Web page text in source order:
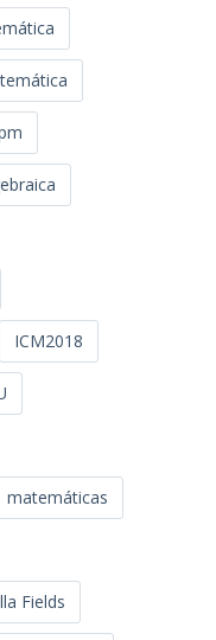
ICM2018
matemáticas
Fields